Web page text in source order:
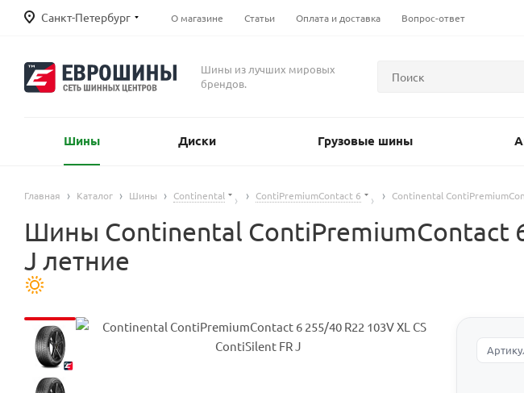
Санкт-Петербург О магазине Статьи Оплата и доставка Вопрос-ответ
Шины из лучших мировых
брендов.
Шины Диски Грузовые шины
Главная Каталог Шины Continental ContiPremiumContact 6 Continental
Шины Continental ContiPremiumContact
J летние